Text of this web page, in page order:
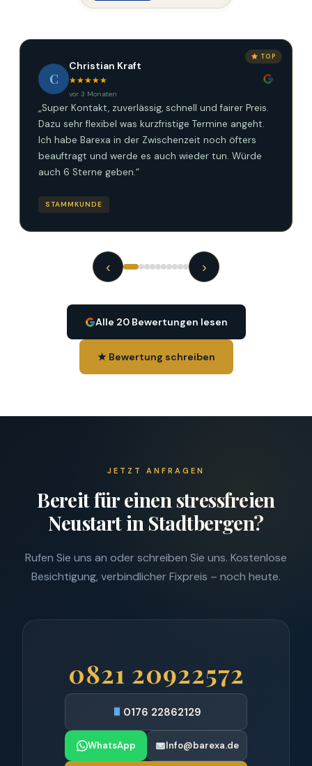
TOP
C
Christian Kraft
★★★★★
vor 3 Monaten
„Super Kontakt, zuverlässig, schnell und fairer Preis.
Dazu sehr flexibel was kurzfristige Termine angeht.
Ich habe Barexa in der Zwischenzeit noch öfters
beauftragt und werde es auch wieder tun. Würde
auch 6 Sterne geben.“
STAMMKUNDE
‹ ›
Alle 20 Bewertungen lesen
★ Bewertung schreiben
JETZT ANFRAGEN
Bereit für einen stressfreien
Neustart in Stadtbergen?
Rufen Sie uns an oder schreiben Sie uns. Kostenlose
Besichtigung, verbindlicher Fixpreis – noch heute.
0821 20922572
0176 22862129
WhatsApp Info@barexa.de